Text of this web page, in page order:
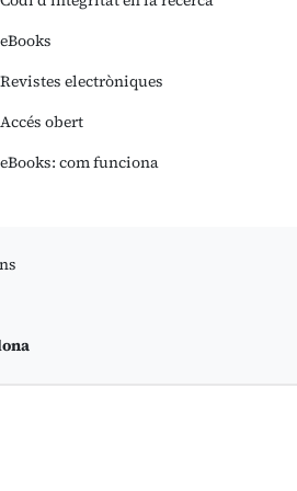
eBooks
Revistes electròniques
Accés obert
eBooks: com funciona